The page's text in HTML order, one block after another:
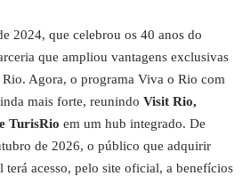
2024, que celebrou os 40 anos do
que ampliou vantagens exclusivas
Agora, o programa Viva o Rio com
mais forte, reunindo Visit Rio,
TurisRio em um hub integrado. De
de 2026, o público que adquirir
terá acesso, pelo site oficial, a benefícios